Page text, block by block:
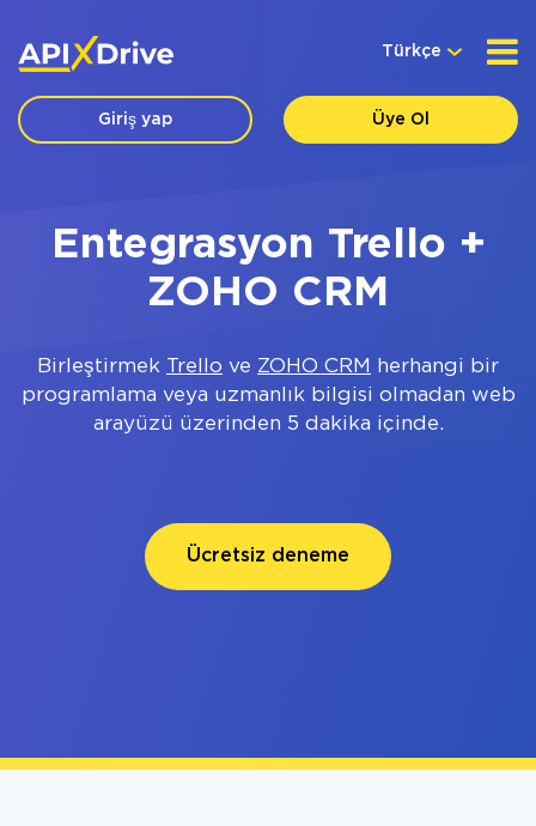
Türkçe
Giriş yap Üye Ol
Entegrasyon Trello +
ZOHO CRM
Birleştirmek Trello ve ZOHO CRM
herhangi bir
programlama veya uzmanlık bilgisi olmadan web
arayüzü üzerinden 5 dakika içinde.
Ücretsiz deneme